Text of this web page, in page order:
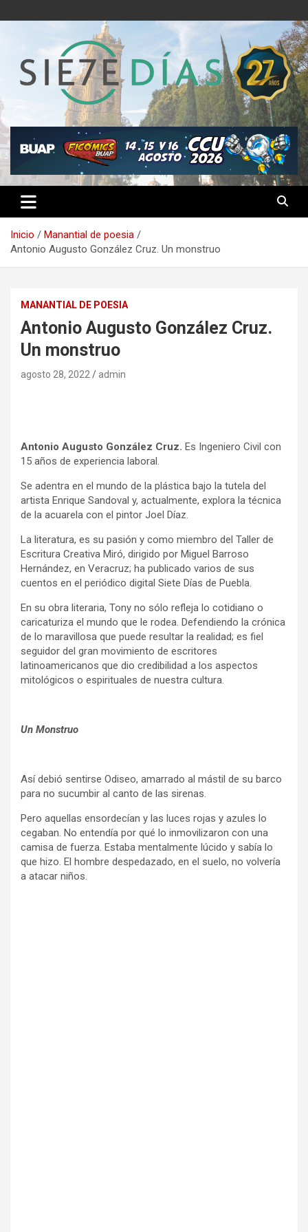
al
Semanario 7 Días
Inicio
Manantial de poesia
Antonio Augusto González Cruz. Un monstruo
MANANTIAL DE POESIA
Antonio Augusto González Cruz.
Un monstruo
agosto 28, 2022 admin
Antonio Augusto González Cruz. Es Ingeniero Civil con
15 años de experiencia laboral.
Se adentra en el mundo de la plástica bajo la tutela del
artista Enrique Sandoval y, actualmente, explora la técnica
de la acuarela con el pintor Joel Díaz.
La literatura, es su pasión y como miembro del Taller de
Escritura Creativa Miró, dirigido por Miguel Barroso
Hernández, en Veracruz; ha publicado varios de sus
cuentos en el periódico digital Siete Días de Puebla.
En su obra literaria, Tony no sólo refleja lo cotidiano o
caricaturiza el mundo que le rodea. Defendiendo la crónica
de lo maravillosa que puede resultar la realidad; es fiel
seguidor del gran movimiento de escritores
latinoamericanos que dio credibilidad a los aspectos
mitológicos o espirituales de nuestra cultura.
Un Monstruo
Así debió sentirse Odiseo, amarrado al mástil de su barco
para no sucumbir al canto de las sirenas.
Pero aquellas ensordecían y las luces rojas y azules lo
cegaban. No entendía por qué lo inmovilizaron con una
camisa de fuerza. Estaba mentalmente lúcido y sabía lo
que hizo. El hombre despedazado, en el suelo, no volvería
a atacar niños.